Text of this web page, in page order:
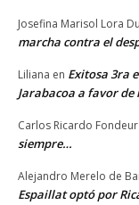
Josefina Marisol Lora
marcha contra el
Liliana en Exitosa 3ra
Jarabacoa a favor
Carlos Ricardo
siempre…
Alejandro Merelo de
Espaillat optó por